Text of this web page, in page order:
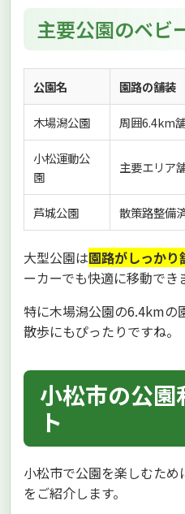
主要公園のベビ
公園名 園路の舗装
木場潟公園 周囲6.4km
小松運動公
園
主要エリア
芦城公園 散策路整備
大型公園は園路がしっかり
ーカーでも快適に移動でき
特に木場潟公園の6.4kmの
散歩にもぴったりですね。
小松市の公
ト
小松市で公園を楽しむた
をご紹介します。